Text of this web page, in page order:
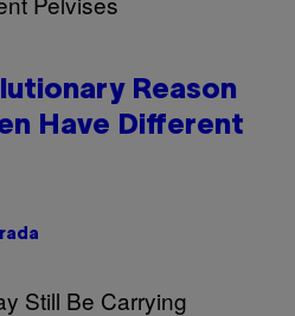
Reason
Have Different